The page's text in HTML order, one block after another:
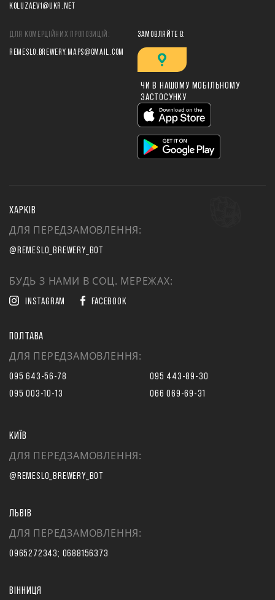
KOLUZAEV1@UKR.NET
ДЛЯ КОМЕРЦІЙНИХ ПРОПОЗИЦІЙ:
REMESLO.BREWERY.MAPS@GMAIL.COM
ЗАМОВЛЯЙТЕ В:
ЧИ В НАШОМУ МОБІЛЬНОМУ
ЗАСТОСУНКУ
ХАРКІВ
ДЛЯ ПЕРЕДЗАМОВЛЕННЯ:
@REMESLO_BREWERY_BOT
БУДЬ З НАМИ В СОЦ. МЕРЕЖАХ:
INSTAGRAM FACEBOOK
ПОЛТАВА
ДЛЯ ПЕРЕДЗАМОВЛЕННЯ:
095 643-56-78
095 003-10-13
095 443-89-30
066 069-69-31
КИЇВ
ДЛЯ ПЕРЕДЗАМОВЛЕННЯ:
@REMESLO_BREWERY_BOT
ЛЬВІВ
ДЛЯ ПЕРЕДЗАМОВЛЕННЯ:
0965272343; 0688156373
ВІННИЦЯ